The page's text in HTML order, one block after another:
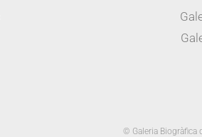
© Galeria Biogràfica